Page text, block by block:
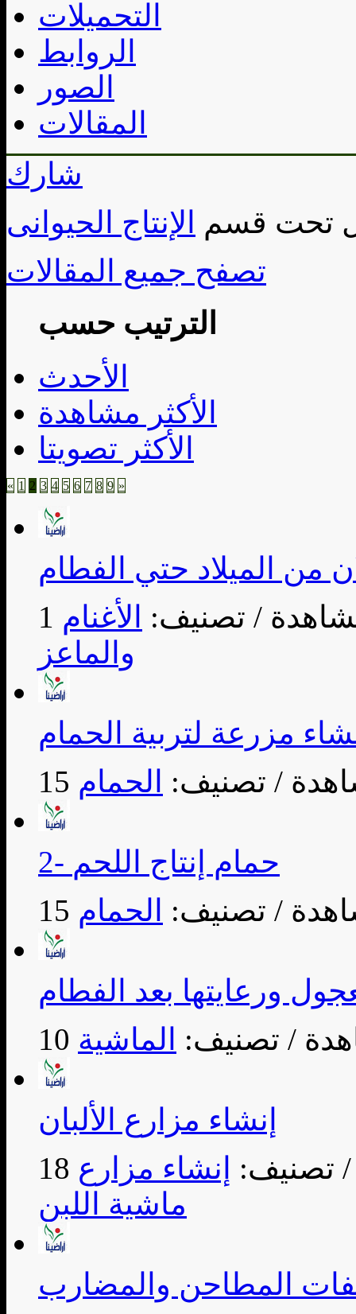
التحميلات
الروابط
الصور
المقالات
شارك
الإنتاج الحيوانى
تصفح جميع المقالات
الترتيب حسب
الأحدث
الأكثر مشاهدة
الأكثر تصويتا
« 1 2 3 4 5 6 7 8 9 »
من الميلاد حتي الفطام
/ تصنيف: الأغنام
والماعز
مزرعة لتربية الحمام
/ تصنيف: الحمام
2- حمام إنتاج اللحم
/ تصنيف: الحمام
ورعايتها بعد الفطام
/ تصنيف: الماشية
إنشاء مزارع الألبان
/ تصنيف: إنشاء مزارع
ماشية اللبن
المطاحن والمضارب